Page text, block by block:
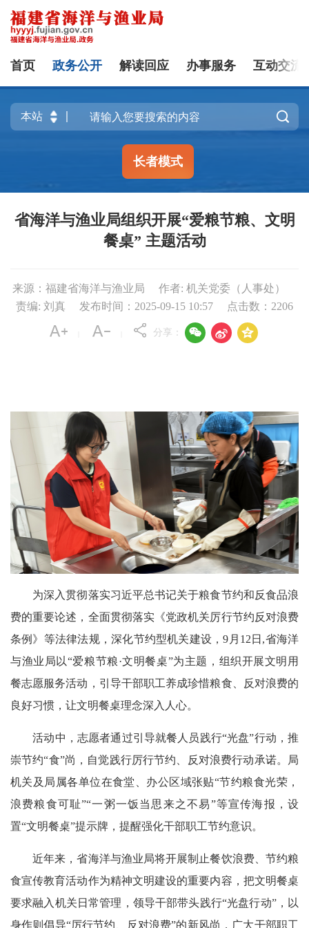
首页 政务公开 解读回应 办事服务 互动交流

长者模式
省海洋与渔业局组织开展“爱粮节粮、文明
餐桌” 主题活动
来源：福建省海洋与渔业局
作者: 机关党委（人事处）
责编: 刘真
发布时间：2025-09-15 10:57 点击数： 2206
分享：   
为深入贯彻落实习近平总书记关于粮食节约和反食品浪
费的重要论述，全面贯彻落实《党政机关厉行节约反对浪费
条例》等法律法规，深化节约型机关建设，9月12日,省海洋
与渔业局以“爱粮节粮·文明餐桌”为主题，组织开展文明用
餐志愿服务活动，引导干部职工养成珍惜粮食、反对浪费的
良好习惯，让文明餐桌理念深入人心。
活动中，志愿者通过引导就餐人员践行“光盘”行动，推
崇节约“食”尚，自觉践行厉行节约、反对浪费行动承诺。局
机关及局属各单位在食堂、办公区域张贴“节约粮食光荣，
浪费粮食可耻”“一粥一饭当思来之不易”等宣传海报，设
置“文明餐桌”提示牌，提醒强化干部职工节约意识。
近年来，省海洋与渔业局将开展制止餐饮浪费、节约粮
食宣传教育活动作为精神文明建设的重要内容，把文明餐桌
要求融入机关日常管理，领导干部带头践行“光盘行动”，以
身作则倡导“厉行节约、反对浪费”的新风尚，广大干部职工